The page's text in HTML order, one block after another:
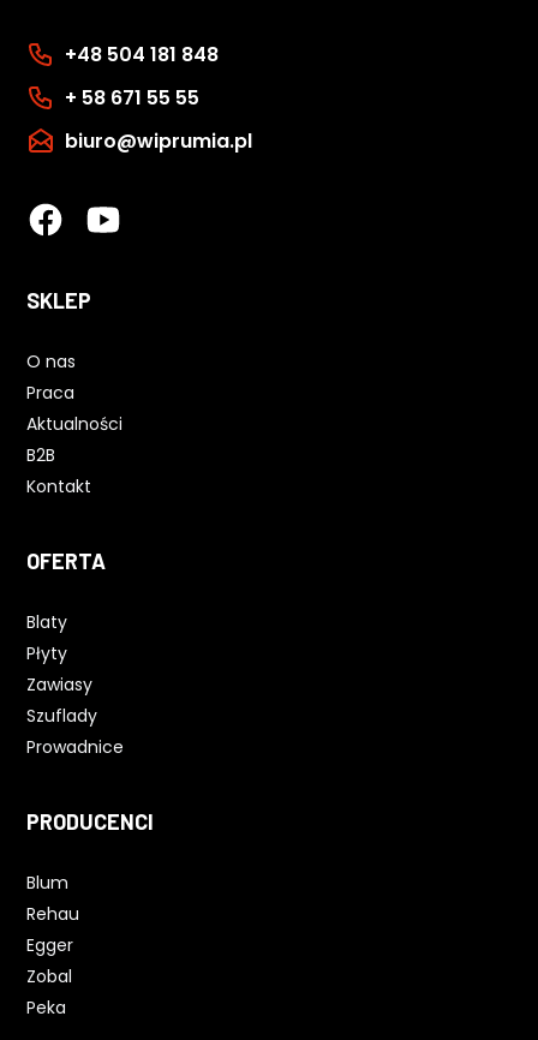
+48 504 181 848
+ 58 671 55 55
biuro@wiprumia.pl
SKLEP
O nas
Praca
Aktualności
B2B
Kontakt
OFERTA
Blaty
Płyty
Zawiasy
Szuflady
Prowadnice
PRODUCENCI
Blum
Rehau
Egger
Zobal
Peka